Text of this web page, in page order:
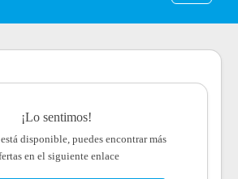
¡Lo sentimos!
disponible, puedes encontrar más
en el siguiente enlace